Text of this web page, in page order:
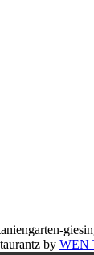
by WEN